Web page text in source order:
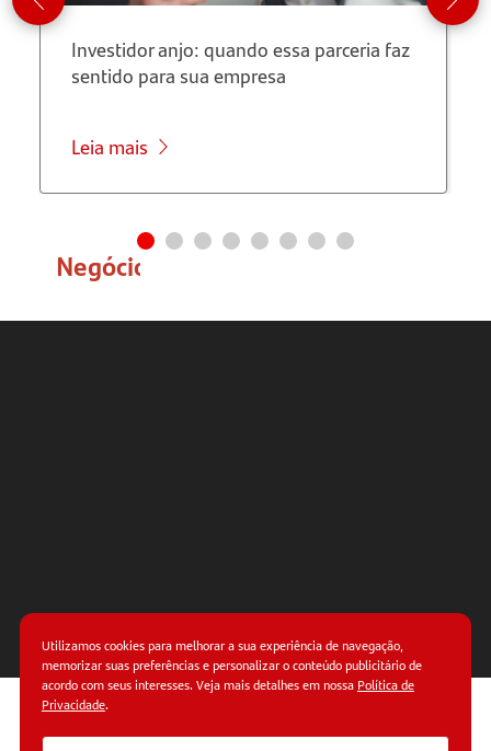
Educação
Financeira
Gestão
Responsável
Negócio
Fluxo
Tudo
sobre
MEI
Investidor anjo: quando essa parceria faz
sentido para sua empresa
Leia mais
privacidade.
Utilizamos cookies para melhorar a sua experiência de navegação,
memorizar suas preferências e personalizar o conteúdo publicitário de
acordo com seus interesses. Veja mais detalhes em nossa Política de
Privacidade.